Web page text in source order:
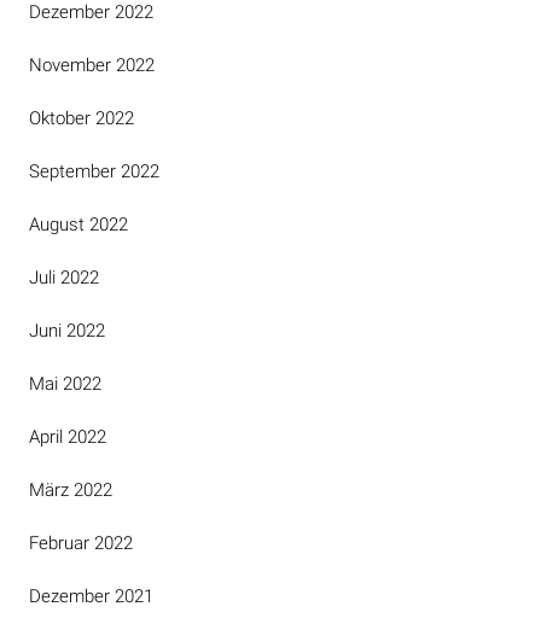
Dezember 2022
November 2022
Oktober 2022
September 2022
August 2022
Juli 2022
Juni 2022
Mai 2022
April 2022
März 2022
Februar 2022
Dezember 2021